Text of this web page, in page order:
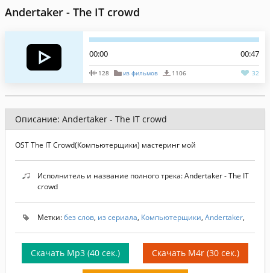
Andertaker - The IT crowd
00:00 00:47
128 из фильмов 1106 32
Описание: Andertaker - The IT crowd
OST The IT Crowd(Компьютерщики) мастеринг мой
Исполнитель и название полного трека: Andertaker - The IT
crowd
Метки:без слов, из сериала, Компьютерщики, Andertaker,
Скачать Mp3 (40 сек.) Скачать M4r (30 сек.)